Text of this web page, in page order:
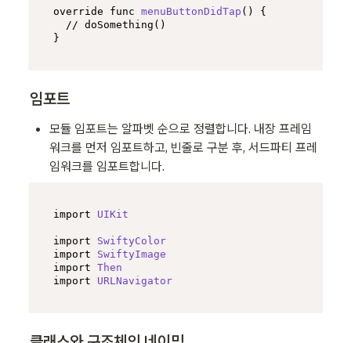
override func menuButtonDidTap ( ) {
// doSomething()
}
임포트
모듈 임포트는 알파벳 순으로 정렬합니다. 내장 프레임
워크를 먼저 임포트하고, 빈줄로 구분 후, 서드파티 프레
임워크를 임포트합니다.
import UIKit
import
SwiftyColor
import
SwiftyImage
import Then
import
URLNavigator